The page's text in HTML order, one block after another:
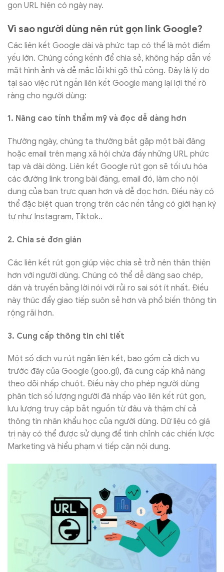
gọn URL hiện có ngày nay.
Vì sao người dùng nên rút gọn link Google?
Các liên kết Google dài và phức tạp có thể là một điểm
yếu lớn. Chúng cồng kềnh để chia sẻ, không hấp dẫn về
mặt hình ảnh và dễ mắc lỗi khi gõ thủ công. Đây là lý do
tại sao việc rút ngắn liên kết Google mang lại lợi thế rõ
ràng cho người dùng:
1. Nâng cao tính thẩm mỹ và đọc dễ dàng hơn
Thường ngày, chúng ta thường bắt gặp một bài đăng
hoặc email trên mạng xã hội chứa đầy những URL phức
tạp và dài dòng. Liên kết Google rút gọn sẽ tối ưu hóa
các đường link trong bài đăng, email đó, làm cho nội
dung của bạn trực quan hơn và dễ đọc hơn. Điều này có
thể đặc biệt quan trọng trên các nền tảng có giới hạn ký
tự như Instagram, Tiktok..
2. Chia sẻ đơn giản
Các liên kết rút gọn giúp việc chia sẻ trở nên thân thiện
hơn với người dùng. Chúng có thể dễ dàng sao chép,
dán và truyền bằng lời nói với rủi ro sai sót ít nhất. Điều
này thúc đẩy giao tiếp suôn sẻ hơn và phổ biến thông tin
rộng rãi hơn.
3. Cung cấp thông tin chi tiết
Một số dịch vụ rút ngắn liên kết, bao gồm cả dịch vụ
trước đây của Google (goo.gl), đã cung cấp khả năng
theo dõi nhấp chuột. Điều này cho phép người dùng
phân tích số lượng người đã nhấp vào liên kết rút gọn,
lưu lượng truy cập bắt nguồn từ đâu và thậm chí cả
thông tin nhân khẩu học của người dùng. Dữ liệu có giá
trị này có thể được sử dụng để tinh chỉnh các chiến lược
Marketing và hiểu phạm vi tiếp cận nội dung.